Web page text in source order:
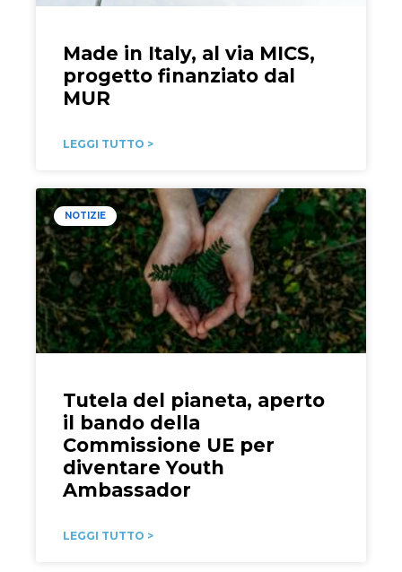
Made in Italy, al via MICS,
progetto finanziato dal
MUR
LEGGI TUTTO >
NOTIZIE
Tutela del pianeta, aperto
il bando della
Commissione UE per
diventare Youth
Ambassador
LEGGI TUTTO >